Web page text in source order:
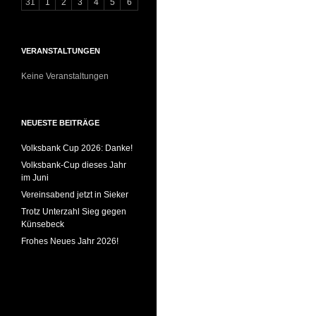
VERANSTALTUNGEN
Keine Veranstaltungen
NEUESTE BEITRÄGE
Volksbank Cup 2026: Danke!
Volksbank-Cup dieses Jahr
im Juni
Vereinsabend jetzt in Sieker
Trotz Unterzahl Sieg gegen
Künsebeck
Frohes Neues Jahr 2026!